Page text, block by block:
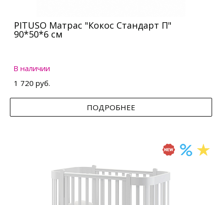
PITUSO Матрас "Кокос Стандарт П"
90*50*6 см
В наличии
1 720 руб.
ПОДРОБНЕЕ